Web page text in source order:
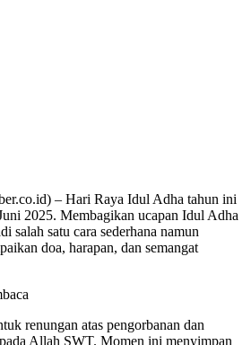
– Hari Raya Idul Adha tahun ini
2025. Membagikan ucapan Idul Adha
salah satu cara sederhana namun
doa, harapan, dan semangat
renungan atas pengorbanan dan
Allah SWT. Momen ini menyimpan